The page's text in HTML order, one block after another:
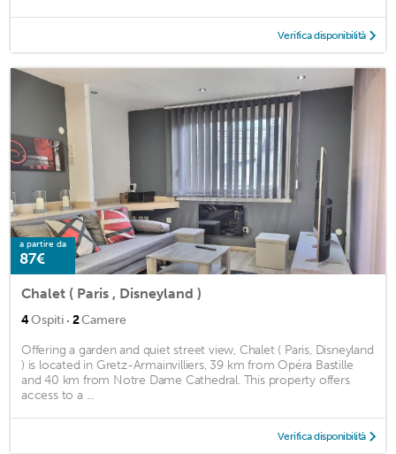
Verifica disponibilità
a partire da
87€
Chalet ( Paris , Disneyland )
4Ospiti · 2Camere
Offering a garden and quiet street view, Chalet ( Paris, Disneyland
) is located in Gretz-Armainvilliers, 39 km from Opéra Bastille
and 40 km from Notre Dame Cathedral. This property offers
access to a ...
Verifica disponibilità